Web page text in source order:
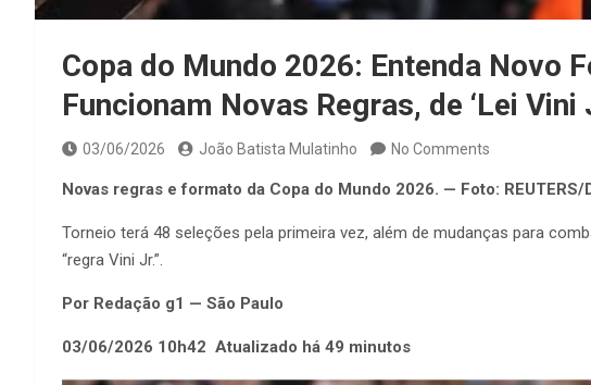
Copa do Mundo 2026: Entenda Novo
Funcionam Novas Regras, de ‘Lei Vini
03/06/2026 João Batista Mulatinho No Comments
Novas regras e formato da Copa do Mundo 2026. — Foto: REUTERS/
Torneio terá 48 seleções pela primeira vez, além de mudanças para
“regra Vini Jr.”.
Por Redação g1 — São Paulo
03/06/2026 10h42 Atualizado há 49 minutos